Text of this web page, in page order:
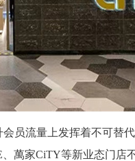
流量上发挥着不可替
萬家CiTY等新业态门店